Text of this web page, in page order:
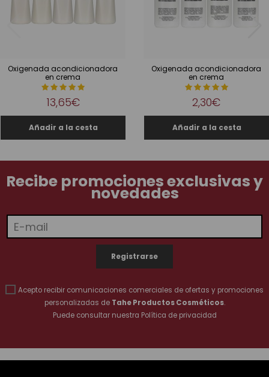
Oxigenada acondicionadora
en crema
13,65€
Oxigenada acondicionadora
en crema
2,30€
Recibe promociones exclusivas y
novedades
Acepto recibir comunicaciones comerciales de ofertas y promociones
personalizadas de Tahe Productos Cosméticos.
Puede consultar nuestra Política de privacidad